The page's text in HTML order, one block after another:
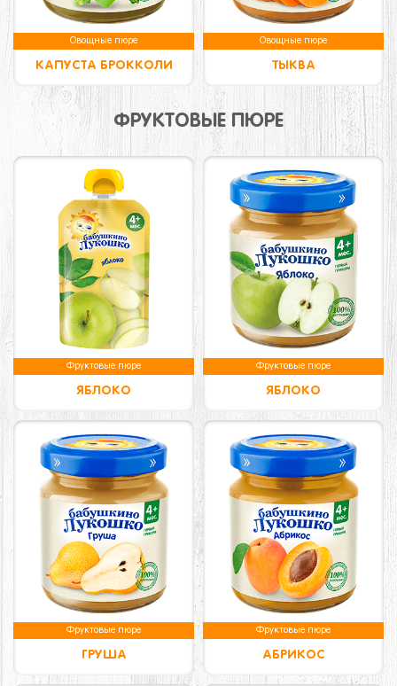
Овощные пюре
КАПУСТА БРОККОЛИ
Овощные пюре
ТЫКВА
ФРУКТОВЫЕ ПЮРЕ
Фруктовые пюре
ЯБЛОКО
Фруктовые пюре
ЯБЛОКО
Фруктовые пюре
ГРУША
Фруктовые пюре
АБРИКОС